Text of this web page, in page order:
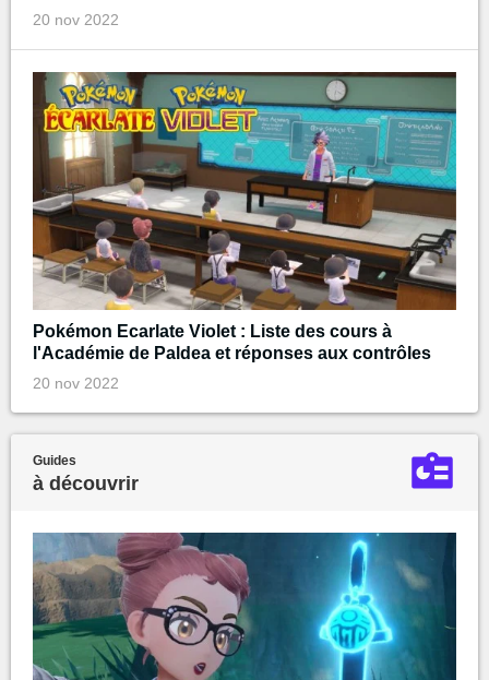
20 nov 2022
Pokémon Ecarlate Violet : Liste des cours à
l'Académie de Paldea et réponses aux contrôles
20 nov 2022
Guides
à découvrir